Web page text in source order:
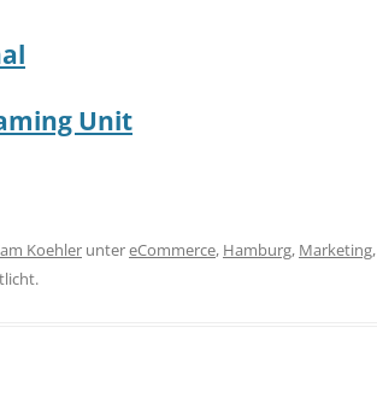
Unit
Koehler untereCommerce, Hamburg, Marketing,